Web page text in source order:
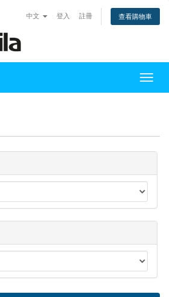
中文 登入 註冊 查看購物車
切換